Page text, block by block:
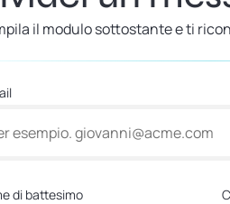
il modulo sottostante e ti
di battesimo